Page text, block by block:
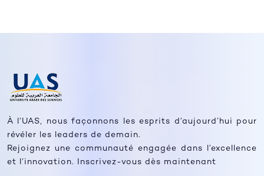
À l’UAS, nous façonnons les esprits d’aujourd’hui pour
révéler les leaders de demain.
Rejoignez une communauté engagée dans l’excellence
et l’innovation. Inscrivez-vous dès maintenant